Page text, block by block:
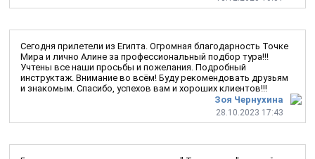
Зоя Чернухина
28.10.2023 17:43
Сегодня прилетели из Египта. Огромная благодарность Точке
Мира и лично Алине за профессиональный подбор тура!!!
Учтены все наши просьбы и пожелания. Подробный
инструктаж. Внимание во всём! Буду рекомендовать друзьям
и знакомым. Спасибо, успехов вам и хороших клиентов!!!